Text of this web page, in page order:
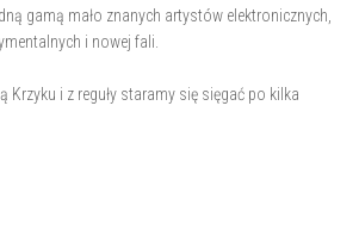
gamą mało znanych artystów elektronicznych,
i nowej fali.
Krzyku i z reguły staramy się sięgać po kilka